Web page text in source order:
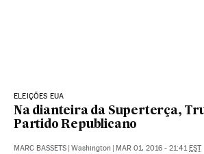
ELEIÇÕES EUA
Na dianteira da Superterça,
Partido Republicano
MARC BASSETS Washington MAR 01, 2016 - 21:41 EST